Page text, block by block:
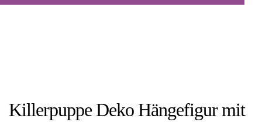
Killerpuppe Deko Hängefigur mit